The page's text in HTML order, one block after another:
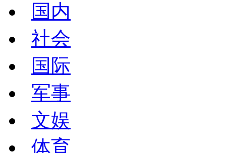
国内
社会
国际
军事
文娱
体育